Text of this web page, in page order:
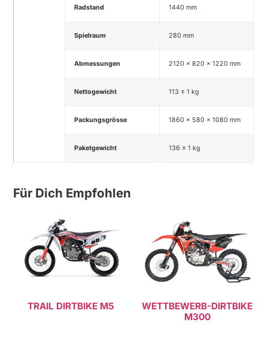
Radstand 1440 mm
Spielraum 280 mm
Abmessungen 2120 x 820 x 1220 mm
Nettogewicht 113 ± 1 kg
Packungsgrösse 1860 x 580 x 1080 mm
Paketgewicht 136 ± 1 kg
Für Dich Empfohlen
TRAIL DIRTBIKE M5
WETTBEWERB-DIRTBIKE
M300